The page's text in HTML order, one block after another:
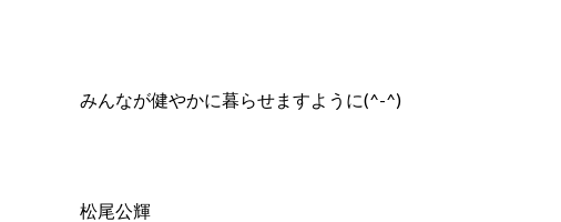
みんなが健やかに暮らせますように(^-^)
松尾公輝